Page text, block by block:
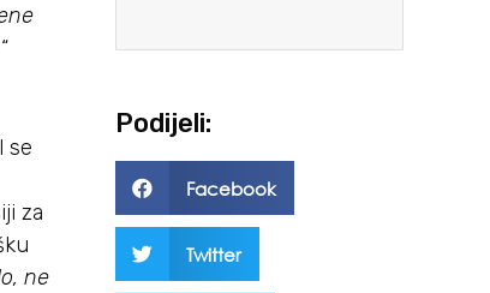
“
se
za
ne
Podijeli:
Facebook
Twitter